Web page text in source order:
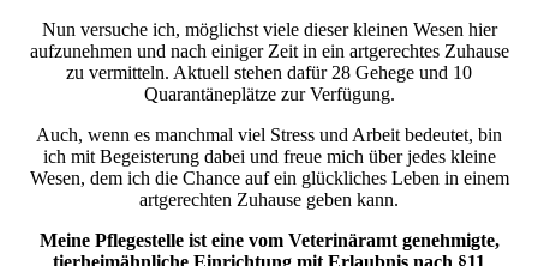
Nun versuche ich, möglichst viele dieser kleinen Wesen hier
aufzunehmen und nach einiger Zeit in ein artgerechtes Zuhause
zu vermitteln. Aktuell stehen dafür 28 Gehege und 10
Quarantäneplätze zur Verfügung.
Auch, wenn es manchmal viel Stress und Arbeit bedeutet, bin
ich mit Begeisterung dabei und freue mich über jedes kleine
Wesen, dem ich die Chance auf ein glückliches Leben in einem
artgerechten Zuhause geben kann.
Meine Pflegestelle ist eine vom Veterinäramt genehmigte,
tierheimähnliche Einrichtung mit Erlaubnis nach §11